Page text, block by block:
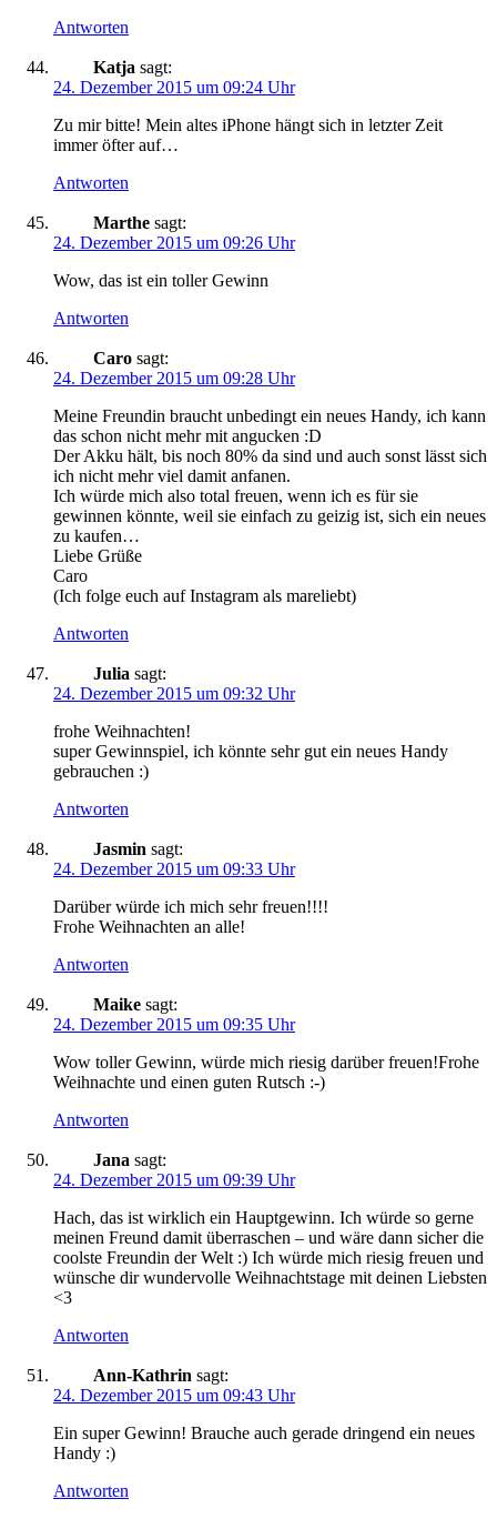
Antworten
Katja sagt:
24. Dezember 2015 um 09:24 Uhr
Zu mir bitte! Mein altes iPhone hängt sich in letzter Zeit
immer öfter auf…
Antworten
Marthe sagt:
24. Dezember 2015 um 09:26 Uhr
Wow, das ist ein toller Gewinn
Antworten
Caro sagt:
24. Dezember 2015 um 09:28 Uhr
Meine Freundin braucht unbedingt ein neues Handy, ich kann
das schon nicht mehr mit angucken :D
Der Akku hält, bis noch 80% da sind und auch sonst lässt sich
ich nicht mehr viel damit anfanen.
Ich würde mich also total freuen, wenn ich es für sie
gewinnen könnte, weil sie einfach zu geizig ist, sich ein neues
zu kaufen…
Liebe Grüße
Caro
(Ich folge euch auf Instagram als mareliebt)
Antworten
Julia sagt:
24. Dezember 2015 um 09:32 Uhr
frohe Weihnachten!
super Gewinnspiel, ich könnte sehr gut ein neues Handy
gebrauchen :)
Antworten
Jasmin sagt:
24. Dezember 2015 um 09:33 Uhr
Darüber würde ich mich sehr freuen!!!!
Frohe Weihnachten an alle!
Antworten
Maike sagt:
24. Dezember 2015 um 09:35 Uhr
Wow toller Gewinn, würde mich riesig darüber freuen!Frohe
Weihnachte und einen guten Rutsch :-)
Antworten
Jana sagt:
24. Dezember 2015 um 09:39 Uhr
Hach, das ist wirklich ein Hauptgewinn. Ich würde so gerne
meinen Freund damit überraschen – und wäre dann sicher die
coolste Freundin der Welt :) Ich würde mich riesig freuen und
wünsche dir wundervolle Weihnachtstage mit deinen Liebsten
<3
Antworten
Ann-Kathrin sagt:
24. Dezember 2015 um 09:43 Uhr
Ein super Gewinn! Brauche auch gerade dringend ein neues
Handy :)
Antworten